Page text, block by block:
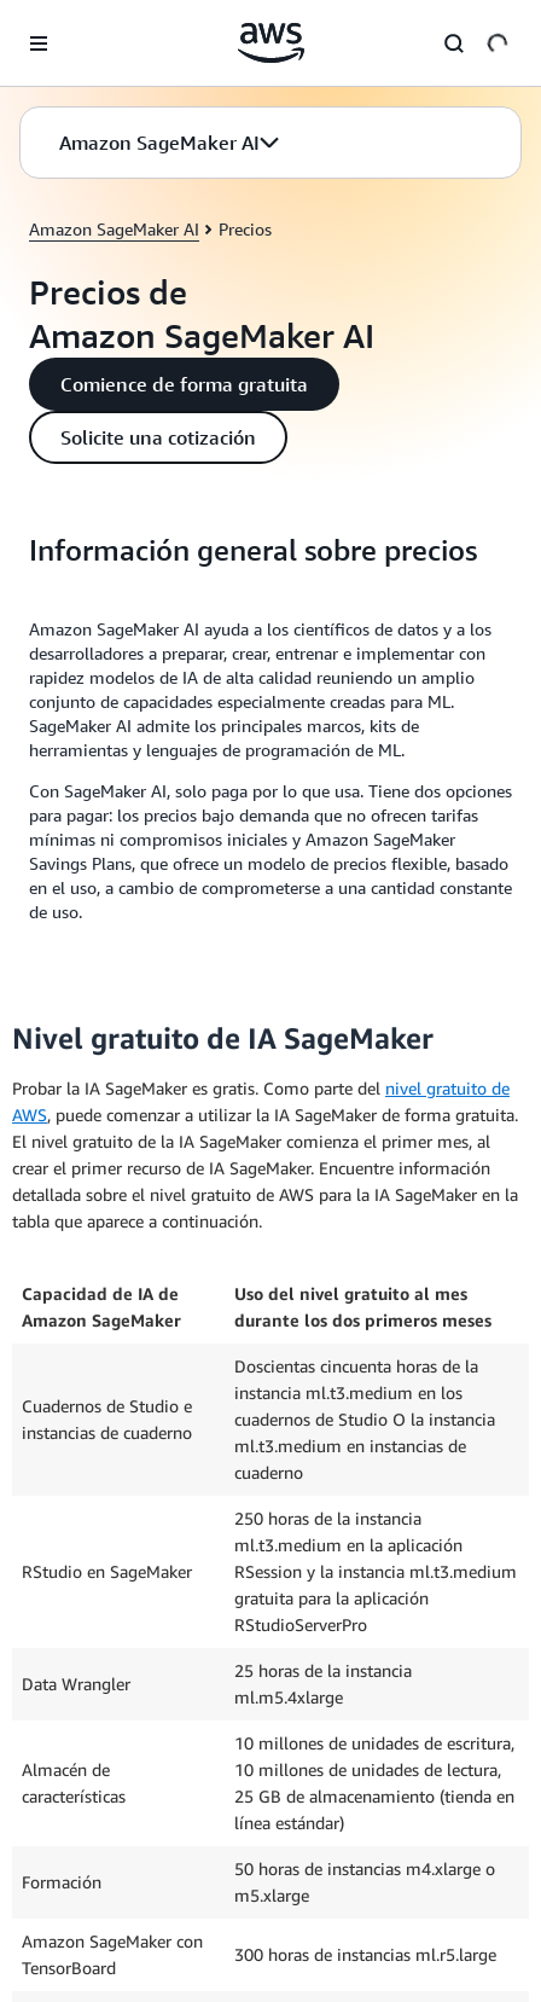
Amazon SageMaker AI Precios
Precios de
Amazon SageMaker AI
Comience de forma gratuita
Solicite una cotización
Información general sobre precios
Amazon SageMaker AI ayuda a los científicos de datos y a los
desarrolladores a preparar, crear, entrenar e implementar con
rapidez modelos de IA de alta calidad reuniendo un amplio
conjunto de capacidades especialmente creadas para ML.
SageMaker AI admite los principales marcos, kits de
herramientas y lenguajes de programación de ML.
Con SageMaker AI, solo paga por lo que usa. Tiene dos opciones
para pagar: los precios bajo demanda que no ofrecen tarifas
mínimas ni compromisos iniciales y Amazon SageMaker
Savings Plans, que ofrece un modelo de precios flexible, basado
en el uso, a cambio de comprometerse a una cantidad constante
de uso.
Amazon SageMaker AI
Nivel gratuito de IA SageMaker
Probar la IA SageMaker es gratis. Como parte del nivel gratuito de
AWS, puede comenzar a utilizar la IA SageMaker de forma gratuita.
El nivel gratuito de la IA SageMaker comienza el primer mes, al
crear el primer recurso de IA SageMaker. Encuentre información
detallada sobre el nivel gratuito de AWS para la IA SageMaker en la
tabla que aparece a continuación.
Capacidad de IA de
Amazon SageMaker
Uso del nivel gratuito al mes
durante los dos primeros meses
Cuadernos de Studio e
instancias de cuaderno
Doscientas cincuenta horas de la
instancia ml.t3.medium en los
cuadernos de Studio O la instancia
ml.t3.medium en instancias de
cuaderno
RStudio en SageMaker
250 horas de la instancia
ml.t3.medium en la aplicación
RSession y la instancia ml.t3.medium
gratuita para la aplicación
RStudioServerPro
Data Wrangler
25 horas de la instancia
ml.m5.4xlarge
Almacén de
características
10 millones de unidades de escritura,
10 millones de unidades de lectura,
25 GB de almacenamiento (tienda en
línea estándar)
Formación
50 horas de instancias m4.xlarge o
m5.xlarge
Amazon SageMaker con
TensorBoard
300 horas de instancias ml.r5.large